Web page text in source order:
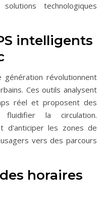
technologiques
intelligents
génération révolutionnent
Ces outils analysent
réel et proposent des
la circulation.
d'anticiper les zones de
vers des parcours
horaires